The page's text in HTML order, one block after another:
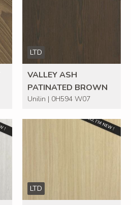
LTD
VALLEY ASH
PATINATED BROWN
Unilin | 0H594 W07
LTD